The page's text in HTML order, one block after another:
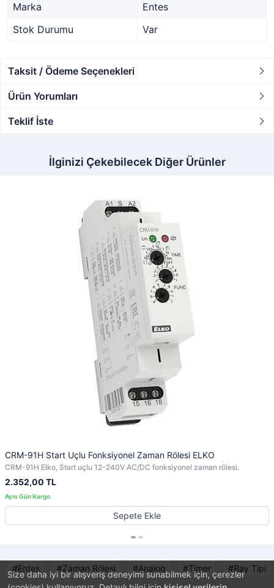
Size daha iyi bir alışveriş deneyimi sunabilmek için, çerezler
Marka
Entes
Stok Durumu
Var
Taksit / Ödeme Seçenekleri
Ürün Yorumları
Teklif İste
İlginizi Çekebilecek Diğer Ürünler
CRM-91H Start Uçlu Fonksiyonel Zaman Rölesi ELKO
CRM-91H Elko, Start uçlu 12-240V AC/DC fonksiyonel zaman rölesi.
2.352,00 TL
Sepete Ekle
Entes Zaman Rölesi Analog Timer Ray Tipi